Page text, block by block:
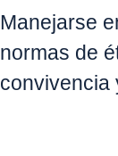
Manejarse
normas de
convivencia